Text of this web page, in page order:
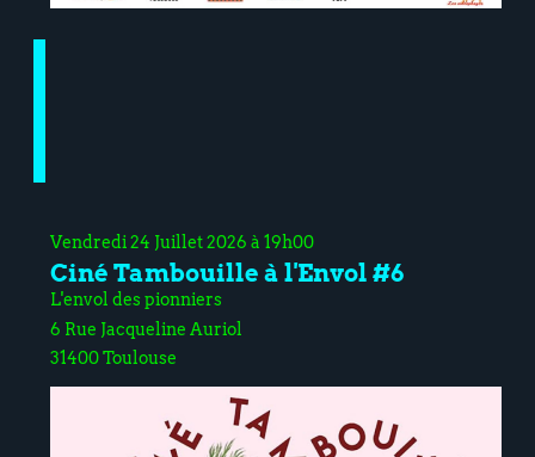
Vendredi 24 Juillet 2026 à 19h00
Ciné Tambouille à l'Envol #6
L'envol des pionniers
6 Rue Jacqueline Auriol
31400 Toulouse